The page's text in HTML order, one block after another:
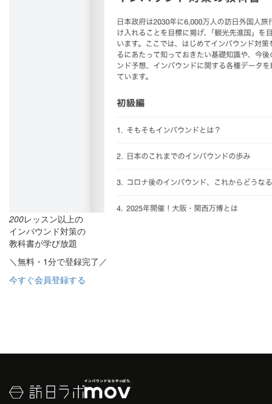
200レッスン以上の
インバウンド対策の
教科書が学び放題
＼無料・1分で登録完了／
今すぐ会員登録する